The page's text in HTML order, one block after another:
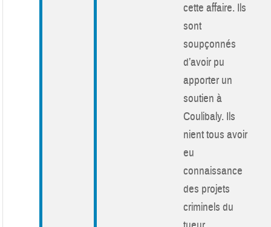
cette affaire. Ils
sont
soupçonnés
d’avoir pu
apporter un
soutien à
Coulibaly. Ils
nient tous avoir
eu
connaissance
des projets
criminels du